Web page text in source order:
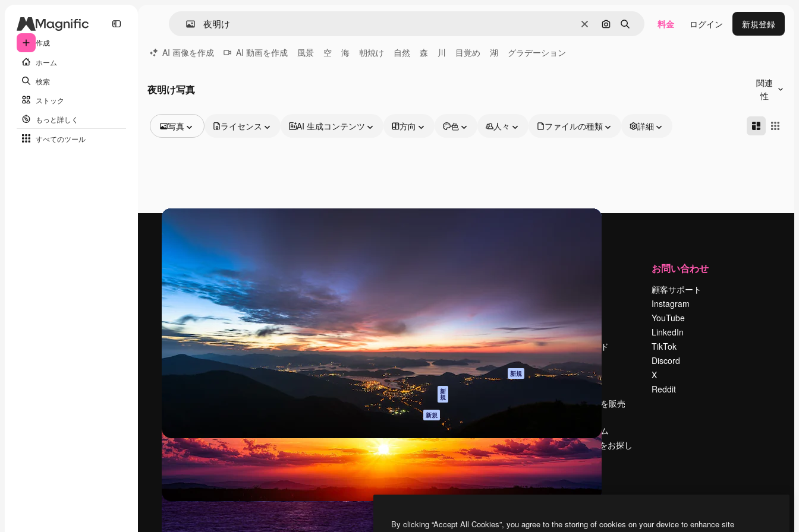
作成
ホーム
検索
ストック
もっと詳しく
すべてのツール
消去 画像で検索
検索 料金 ログイン 新規登録
AI 画像を作成 AI 動画を作成 風景 空 海 朝焼け 自然 森 川 目覚め 湖 グラデーション
夜明け写真
関連
性
写真
動画
映像素材
モーショングラフィックス
動画テンプレート
アイコン
フォント
ライセンス AI 生成コンテンツ 方向 色 人々 ファイルの種類 詳細
最高のクリエイティブ制作を導くためのプラ
ットフォーム。クリエイター、企業、代理
店、スタジオを含む100万人以上が利用して
います。
日本語
AI アシスタント
AI 画像生成ツール
AI 動画生成ツール
AI 音声合成ツール
ストックコンテン
ツ
Claude/ChatGPT
向けMCP
新
規
エージェント 新規
モバイルアプリ
すべてのMagnificツ
ール
ドキュメント
サポート
利用規約
プライバシーポリ
シー
オリジナル
新規
クッキーポリシー
トラストセンター
アフィリエイト
Reviews
採用情報
検索トレンド
ブログ
イベント
コンテンツを販売
プレスルーム
magnific.aiをお探し
ですか？
お問い合わせ
顧客サポート
Instagram
YouTube
LinkedIn
TikTok
Discord
X
Reddit
Copyright © 2010- 2026Freepik Company S.L.U. 無断複写・転載を禁じます
By clicking “Accept All Cookies”, you agree to the storing of cookies on your device to enhance site